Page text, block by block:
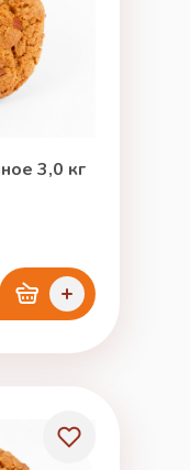
3,0 кг